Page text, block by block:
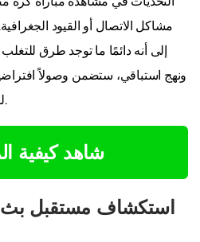
مشاكل الاتصال أو القيود
إلى أنه دائمًا ما توجد طرق
ونهج استباقي، ستضمن وصولاً
لك بمشاهدة كل نقطة مباشرةً.
شاهد كيفية
استكشاف مستقبل